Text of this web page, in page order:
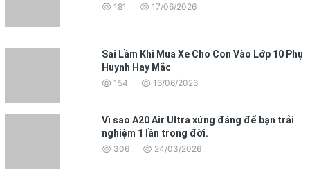
181 17/06/2026
Sai Lầm Khi Mua Xe Cho Con Vào Lớp 10 Phụ
Huynh Hay Mắc
154 16/06/2026
Vì sao A20 Air Ultra xứng đáng để bạn trải
nghiệm 1 lần trong đời.
306 24/03/2026